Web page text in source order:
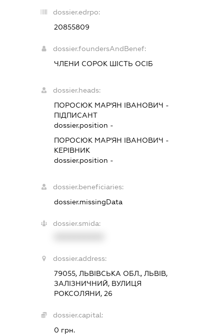
dossier.edrpo:
20855809
dossier.foundersAndBenef:
ЧЛЕНИ СОРОК ШІСТЬ ОСІБ
dossier.heads:
ПОРОСЮК МАР'ЯН ІВАНОВИЧ -
ПІДПИСАНТ
dossier.position -
ПОРОСЮК МАР'ЯН ІВАНОВИЧ -
КЕРІВНИК
dossier.position -
dossier.beneficiaries:
dossier.missingData
dossier.smida:
dossier.address:
79055, ЛЬВІВСЬКА ОБЛ., ЛЬВІВ,
ЗАЛІЗНИЧНИЙ, ВУЛИЦЯ
РОКСОЛЯНИ, 26
dossier.capital:
0 грн.